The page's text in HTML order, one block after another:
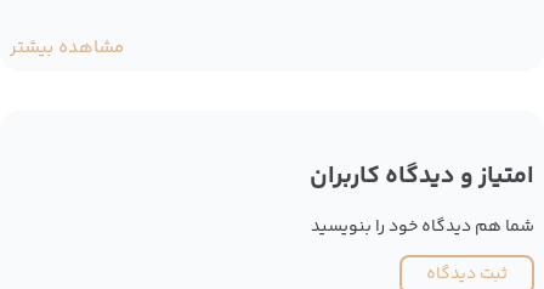
مشاهده بیشتر
امتیاز و دیدگاه کاربران
شما هم دیدگاه خود را بنویسید
ثبت دیدگاه